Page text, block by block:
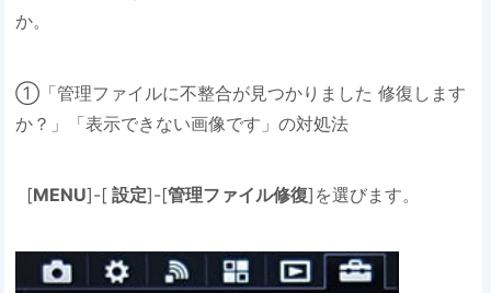
か。
①「管理ファイルに不整合が見つかりました 修復します
か？」「表示できない画像です」の対処法
[MENU]-[ 設定]-[管理ファイル修復]を選びます。